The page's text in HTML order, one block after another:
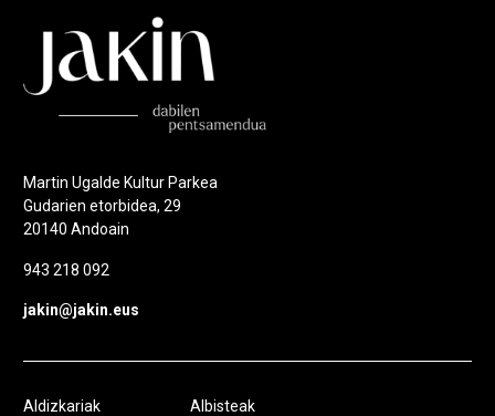
Martin Ugalde Kultur Parkea
Gudarien etorbidea, 29
20140 Andoain
943 218 092
jakin@jakin.eus
Aldizkariak Albisteak